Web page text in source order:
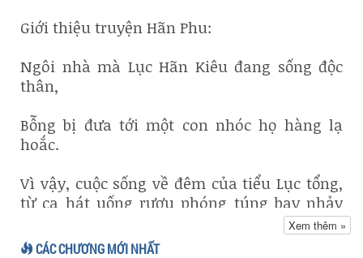
Giới thiệu truyện Hãn Phu:
Ngôi nhà mà Lục Hãn Kiêu đang sống độc
thân,
Bỗng bị đưa tới một con nhóc họ hàng lạ
hoắc.
Vì vậy, cuộc sống về đêm của tiểu Lục tổng,
từ ca hát uống rượu phóng túng bay nhảy
biến thành dạy một cô nhóc làm bài tập,
làm bài tập, làm bài tập.
Xem thêm »
CÁC CHƯƠNG MỚI NHẤT